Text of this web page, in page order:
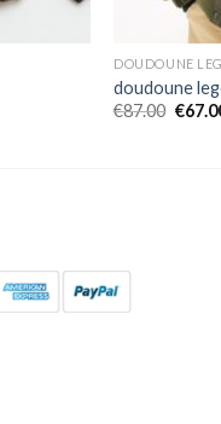
DOUDOUNE
doudoune
€87.00 €